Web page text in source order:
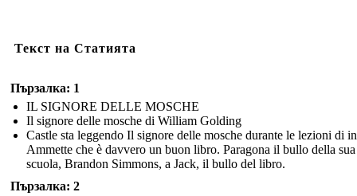
Текст на Статията
Пързалка: 1
IL SIGNORE DELLE MOSCHE
Il signore delle mosche di William Golding
Castle sta leggendo Il signore delle mosche durante le lezioni di
Ammette che è davvero un buon libro. Paragona il bullo della sua
scuola, Brandon Simmons, a Jack, il bullo del libro.
Пързалка: 2